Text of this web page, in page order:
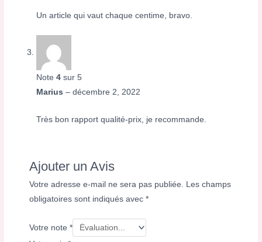
Un article qui vaut chaque centime, bravo.
Note4 sur 5
Marius– décembre 2, 2022
Très bon rapport qualité-prix, je recommande.
Ajouter un Avis
Votre adresse e-mail ne sera pas publiée.
Les champs
obligatoires sont indiqués avec*
Votre note*